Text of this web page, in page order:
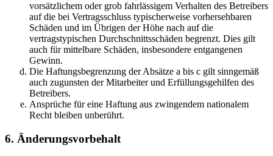
vorsätzlichem oder grob fahrlässigem Verhalten des Betreibers
auf die bei Vertragsschluss typischerweise vorhersehbaren
Schäden und im Übrigen der Höhe nach auf die
vertragstypischen Durchschnittsschäden begrenzt. Dies gilt
auch für mittelbare Schäden, insbesondere entgangenen
Gewinn.
Die Haftungsbegrenzung der Absätze a bis c gilt sinngemäß
auch zugunsten der Mitarbeiter und Erfüllungsgehilfen des
Betreibers.
Ansprüche für eine Haftung aus zwingendem nationalem
Recht bleiben unberührt.
6. Änderungsvorbehalt